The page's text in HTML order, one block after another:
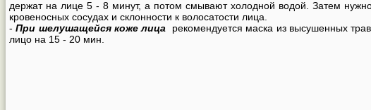
держат на лице 5 - 8 минут, а потом смывают холодной водой. Затем
кровеносных сосудах и склонности к волосатости лица.
-При шелушащейся коже лица рекомендуется маска из высушенных
лицо на 15 - 20 мин.